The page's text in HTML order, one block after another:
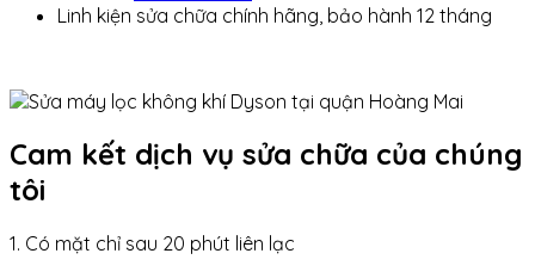
Linh kiện sửa chữa chính hãng, bảo hành 12 tháng
Cam kết dịch vụ sửa chữa của chúng
tôi
1. Có mặt chỉ sau 20 phút liên lạc